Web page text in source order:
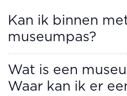
Kan ik binnen
museumpas?
Wat is een
Waar kan ik er